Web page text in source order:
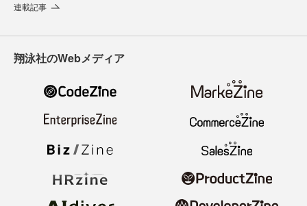
連載記事
翔泳社のWebメディア